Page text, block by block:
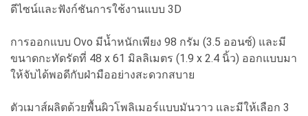
ดีไซน์และฟังก์ชันการใช้งานแบบ 3D
การออกแบบ Ovo มีน้ำหนักเพียง 98 กรัม (3.5 ออนซ์) และมี
ขนาดกะทัดรัดที่ 48 x 61 มิลลิเมตร (1.9 x 2.4 นิ้ว) ออกแบบมา
ให้จับได้พอดีกับฝ่ามืออย่างสะดวกสบาย
ตัวเมาส์ผลิตด้วยพื้นผิวโพลิเมอร์แบบมันวาว และมีให้เลือก 3